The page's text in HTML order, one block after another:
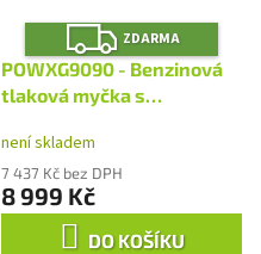
Z
D
A
R
M
A
ZDARMA
POWXG9090 - Benzinová
tlaková myčka s
není skladem
7 437 Kč bez DPH
8 999 Kč
DO KOŠÍKU